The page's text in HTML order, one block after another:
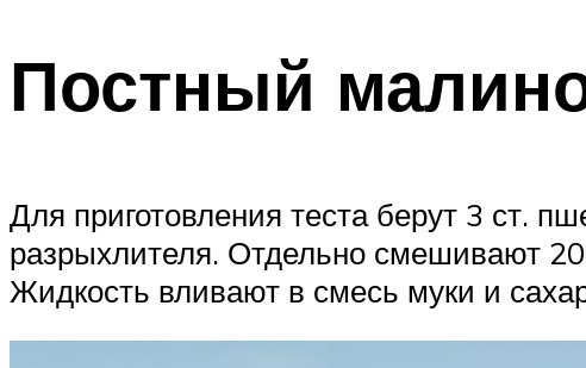
Постный
Для приготовления теста берут 3 ст.
разрыхлителя. Отдельно смешивают
Жидкость вливают в смесь муки и